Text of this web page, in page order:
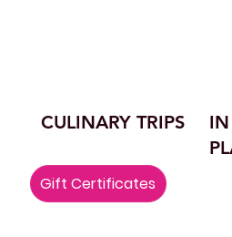
Gift Certificates
CULINARY TRIPS